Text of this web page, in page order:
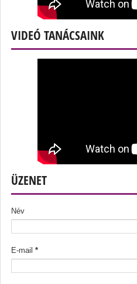
VIDEÓ TANÁCSAINK
ÜZENET
Név
E-mail *